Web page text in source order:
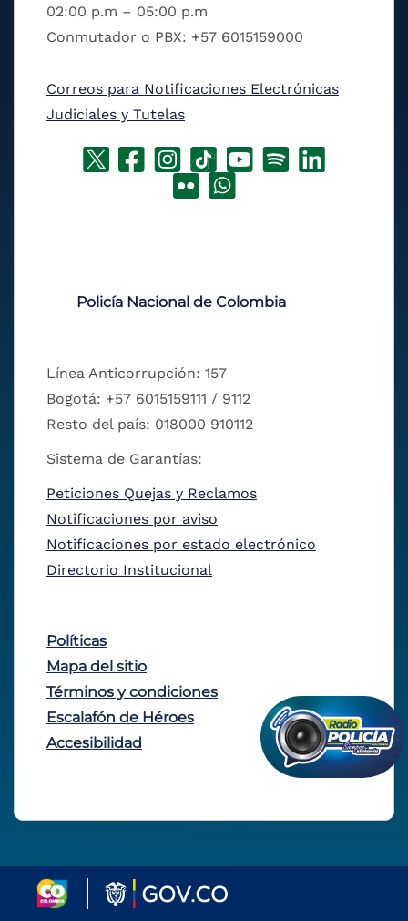
02:00 p.m – 05:00 p.m
Conmutador o PBX: +57 6015159000
Correos para Notificaciones Electrónicas
Judiciales y Tutelas
Policía Nacional de Colombia
Línea Anticorrupción: 157
Bogotá: +57 6015159111 / 9112
Resto del país: 018000 910112
Sistema de Garantías:
Peticiones Quejas y Reclamos
Notificaciones por aviso
Notificaciones por estado electrónico
Directorio Institucional
Políticas
Mapa del sitio
Términos y condiciones
Escalafón de Héroes
Accesibilidad